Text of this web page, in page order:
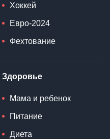
Хоккей
Евро-2024
Фехтование
Здоровье
Мама и ребенок
Питание
Диета